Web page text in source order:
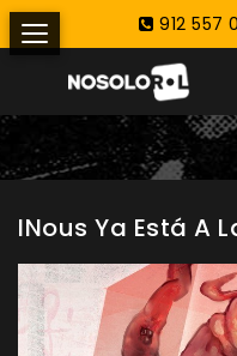
912 557
INous Ya Está A